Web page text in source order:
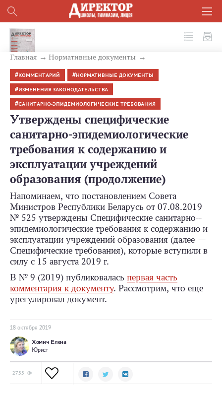
Главная Нормативные документы
КОММЕНТАРИЙ НОРМАТИВНЫЕ ДОКУМЕНТЫ
ИЗМЕНЕНИЯ ЗАКОНОДАТЕЛЬСТВА
САНИТАРНО-ЭПИДЕМИОЛОГИЧЕСКИЕ ТРЕБОВАНИЯ
Утверждены специфические
санитарно-эпидемиологические
требования к содержанию и
эксплуатации учреждений
образования (продолжение)
Напоминаем, что постановлением Совета
Министров Республики Беларусь от 07.08.2019
№ 525 утверждены Специфические санитарно-­
эпидемиологические требования к содержанию и
эксплуатации учреждений образования (далее —
Специфические требования), которые вступили в
силу с 15 августа 2019 г.
В № 9 (2019) публиковалась первая часть
комментария к документу. Рассмотрим, что еще
урегулировал документ.
18 октября 2019
Хомич Елена
Юрист
2755